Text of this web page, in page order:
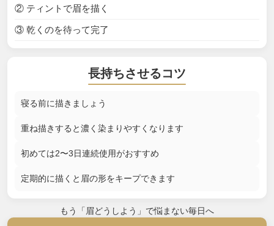
② ティントで眉を描く
③ 乾くのを待って完了
長持ちさせるコツ
寝る前に描きましょう
重ね描きすると濃く染まりやすくなります
初めては2〜3日連続使用がおすすめ
定期的に描くと眉の形をキープできます
もう「眉どうしよう」で悩まない毎日へ